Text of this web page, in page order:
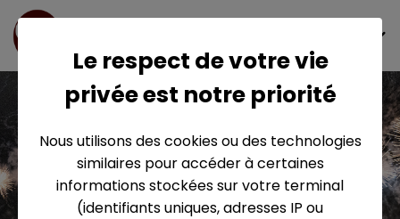
ÉLECTRON LIBRE
PRODUCTIONS
Le respect de votre vie
privée est notre priorité
Nous utilisons des cookies ou des technologies
similaires pour accéder à certaines
informations stockées sur votre terminal
(identifiants uniques, adresses IP ou